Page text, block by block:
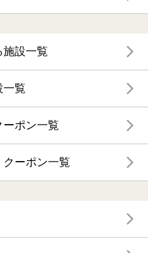
施設一覧
一覧
ーポン一覧
ーポン一覧